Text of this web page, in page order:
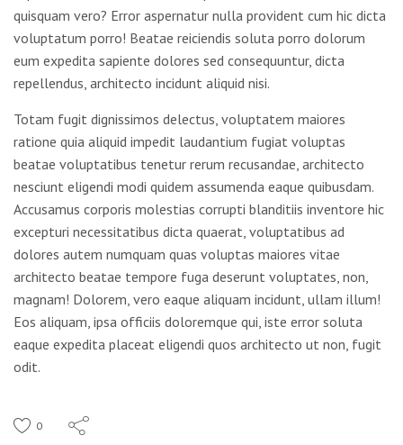
quisquam vero? Error aspernatur nulla provident cum hic dicta
voluptatum porro! Beatae reiciendis soluta porro dolorum
eum expedita sapiente dolores sed consequuntur, dicta
repellendus, architecto incidunt aliquid nisi.
Totam fugit dignissimos delectus, voluptatem maiores
ratione quia aliquid impedit laudantium fugiat voluptas
beatae voluptatibus tenetur rerum recusandae, architecto
nesciunt eligendi modi quidem assumenda eaque quibusdam.
Accusamus corporis molestias corrupti blanditiis inventore hic
excepturi necessitatibus dicta quaerat, voluptatibus ad
dolores autem numquam quas voluptas maiores vitae
architecto beatae tempore fuga deserunt voluptates, non,
magnam! Dolorem, vero eaque aliquam incidunt, ullam illum!
Eos aliquam, ipsa officiis doloremque qui, iste error soluta
eaque expedita placeat eligendi quos architecto ut non, fugit
odit.
0